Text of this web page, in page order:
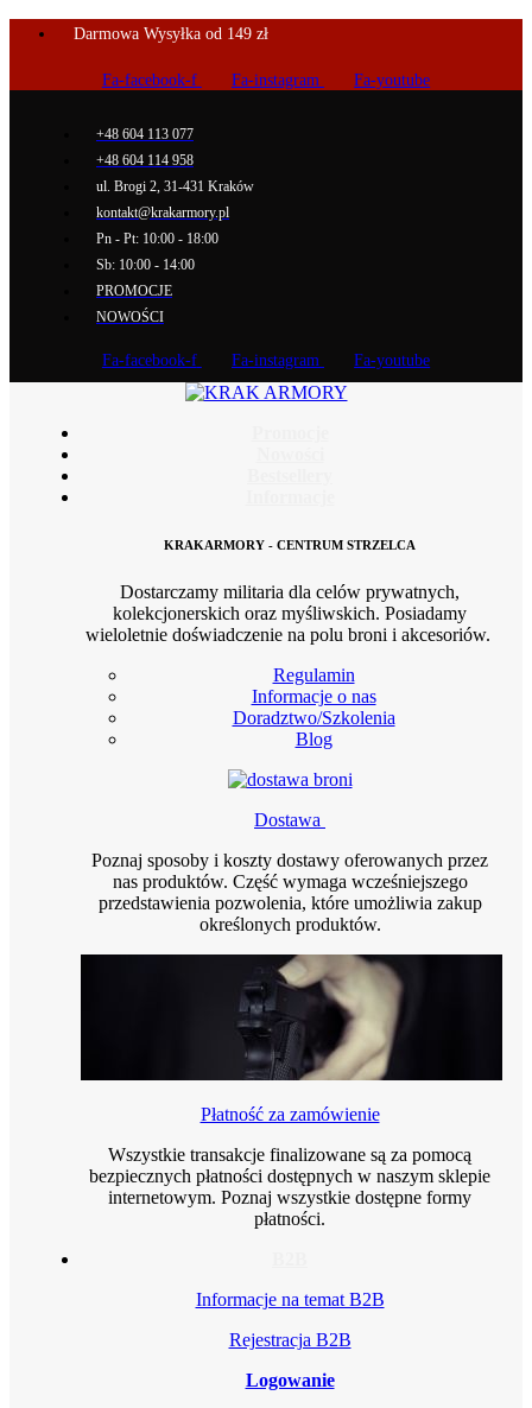
Darmowa Wysyłka od 149 zł
Fa-facebook-f Fa-instagram Fa-youtube
+48 604 113 077
+48 604 114 958
ul. Brogi 2, 31-431 Kraków
kontakt@krakarmory.pl
Pn - Pt: 10:00 - 18:00
Sb: 10:00 - 14:00
PROMOCJE
NOWOŚCI
Fa-facebook-f Fa-instagram Fa-youtube
KRAKARMORY - CENTRUM STRZELCA
Dostarczamy militaria dla celów prywatnych,
kolekcjonerskich oraz myśliwskich. Posiadamy
wieloletnie doświadczenie na polu broni i akcesoriów.
Regulamin
Informacje o nas
Doradztwo/Szkolenia
Blog
Dostawa
Poznaj sposoby i koszty dostawy oferowanych przez
nas produktów. Część wymaga wcześniejszego
przedstawienia pozwolenia, które umożliwia zakup
określonych produktów.
Płatność za zamówienie
Wszystkie transakcje finalizowane są za pomocą
bezpiecznych płatności dostępnych w naszym sklepie
internetowym. Poznaj wszystkie dostępne formy
płatności.
Informacje na temat B2B
Rejestracja B2B
Logowanie